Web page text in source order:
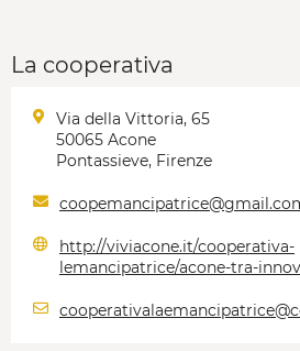
La cooperativa
Via della Vittoria, 65
50065 Acone
Pontassieve, Firenze
http://viviacone.it/cooperativa-
lemancipatrice/acone-tra-